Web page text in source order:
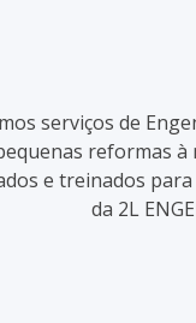
serviços de
reformas
e treinados
da 2L